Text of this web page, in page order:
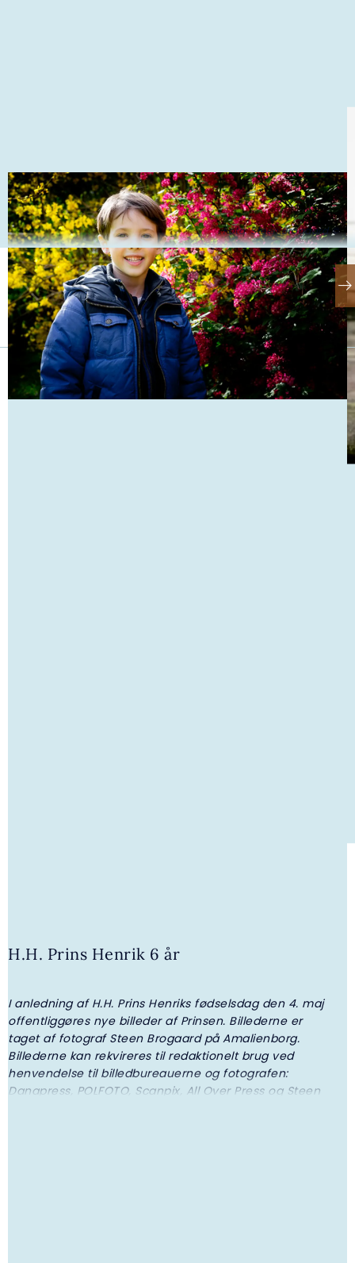
H.H. Prins Henrik 6 år
I anledning af H.H. Prins Henriks fødselsdag den 4. maj
offentliggøres nye billeder af Prinsen. Billederne er
taget af fotograf Steen Brogaard på Amalienborg.
Billederne kan rekvireres til redaktionelt brug ved
henvendelse til billedbureauerne og fotografen:
Danapress, POLFOTO, Scanpix, All Over Press og Steen
Foto: Steen Brogaard ©
4. AUGUST 2026 | GALLERI
H.K.H. Prinsesse Benedikte overrakte
legater fra I.P. Nielsen Fonden